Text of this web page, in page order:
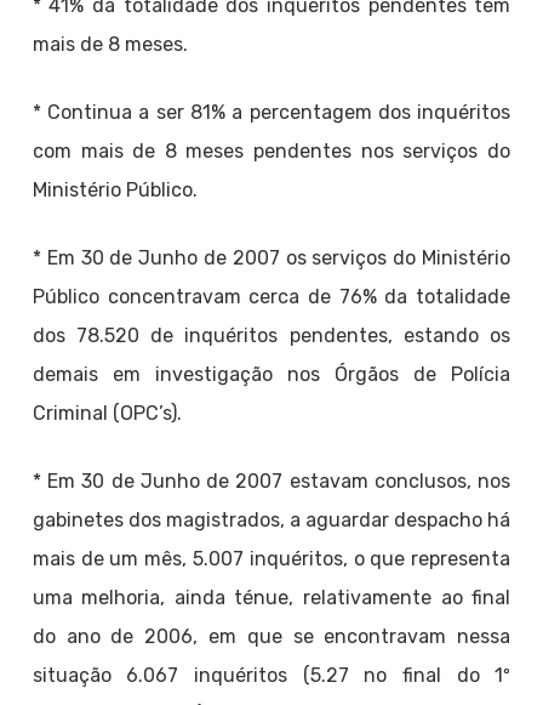
* 41% da totalidade dos inquéritos pendentes tem
mais de 8 meses.
* Continua a ser 81% a percentagem dos inquéritos
com mais de 8 meses pendentes nos serviços do
Ministério Público.
* Em 30 de Junho de 2007 os serviços do Ministério
Público concentravam cerca de 76% da totalidade
dos 78.520 de inquéritos pendentes, estando os
demais em investigação nos Órgãos de Polícia
Criminal (OPC’s).
* Em 30 de Junho de 2007 estavam conclusos, nos
gabinetes dos magistrados, a aguardar despacho há
mais de um mês, 5.007 inquéritos, o que representa
uma melhoria, ainda ténue, relativamente ao final
do ano de 2006, em que se encontravam nessa
situação 6.067 inquéritos (5.27 no final do 1º